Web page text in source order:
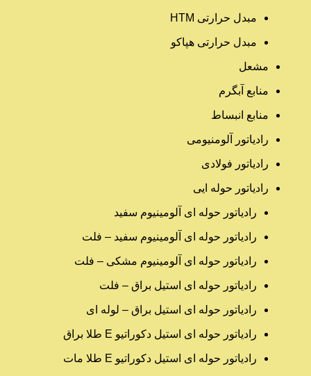
مبدل حرارتی HTM‎
مبدل حرارتی هپاکو
مشعل
منابع آبگرم
منابع انبساط
رادیاتور آلومنیومی
رادیاتور فولادی
رادیاتور حوله ایی
رادیاتور حوله ای آلومینیوم سفید
رادیاتور حوله ای آلومینیوم سفید – فلت
رادیاتور حوله ای آلومینیوم مشکی – فلت
رادیاتور حوله ای استیل براق – فلت
رادیاتور حوله ای استیل براق – لوله ای
رادیاتور حوله ای استیل دکوراتیو E طلا براق
رادیاتور حوله ای استیل دکوراتیو E طلا مات